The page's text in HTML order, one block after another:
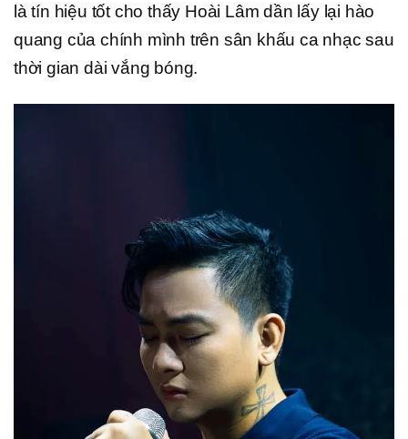
là tín hiệu tốt cho thấy Hoài Lâm dần lấy lại hào
quang của chính mình trên sân khấu ca nhạc sau
thời gian dài vắng bóng.